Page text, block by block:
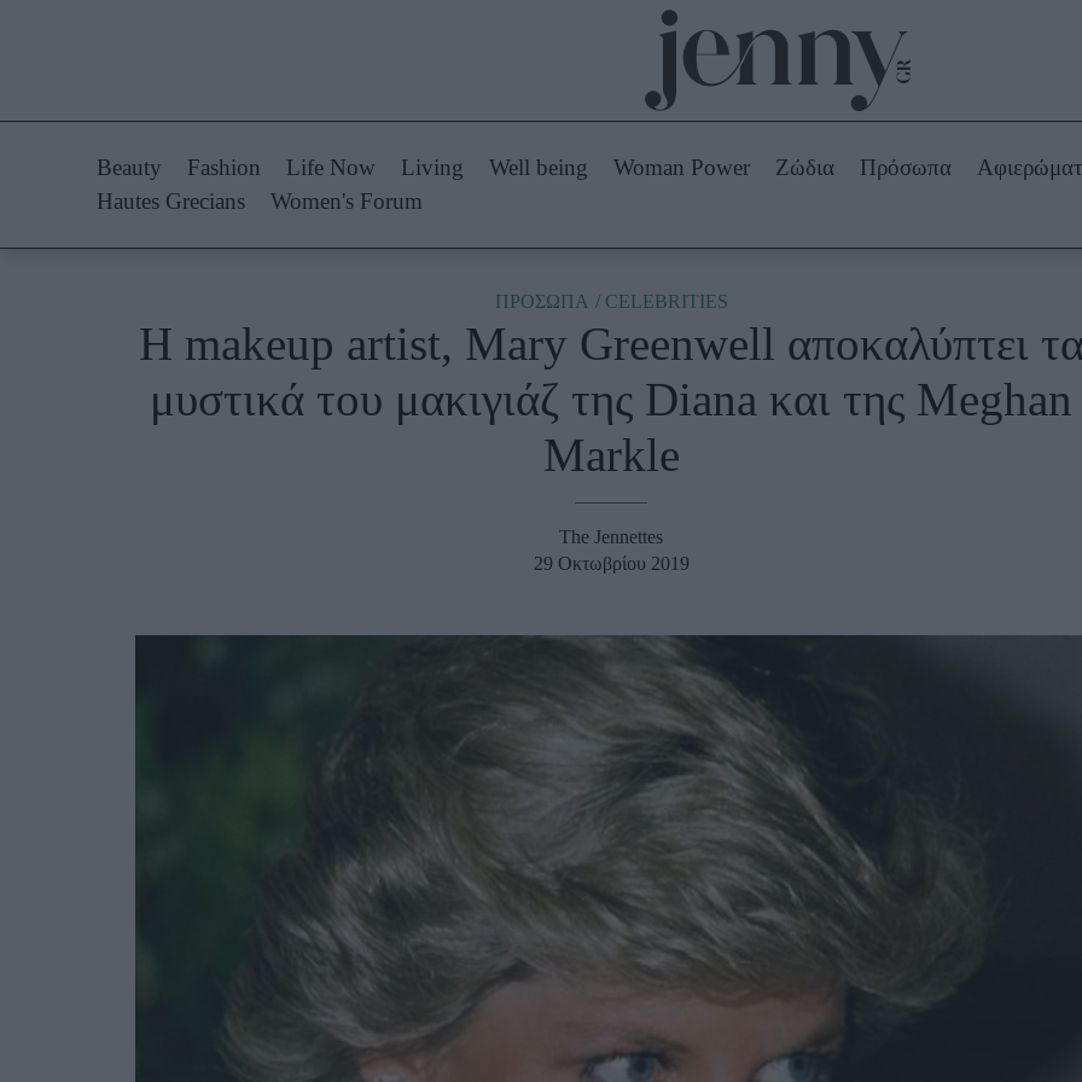
Styling Tips
Fashion News
Beauty -
Ομορφιά
Skincare
Μακιγιάζ
Woman Power Πρόσωπα
Celebrities
Ask the Guru
Ζώδια
ΒΟΞ
Γάμος
Beauty Fashion Life Now Living Well being Woman Power Ζώδια Πρόσωπα
Hautes Grecians
Women's Forum
ΠΡΟΣΩΠΑ CELEBRITIES
Η makeup artist, Mary Greenwell αποκαλύπτει
μυστικά του μακιγιάζ της Diana και της Meghan
Markle
The Jennettes
29 Οκτωβρίου 2019